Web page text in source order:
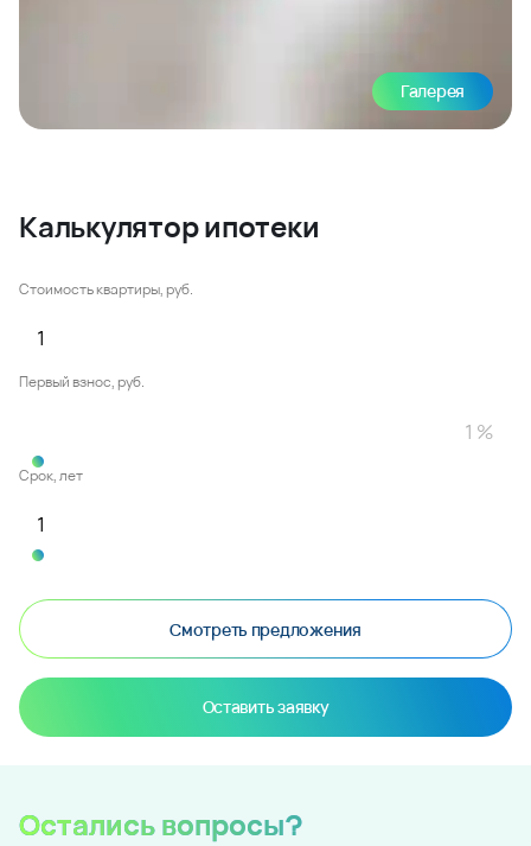
Галерея
Калькулятор ипотеки
Стоимость квартиры, руб.
Первый взнос, руб.
Срок, лет
Смотреть предложения
Оставить заявку
Остались вопросы?